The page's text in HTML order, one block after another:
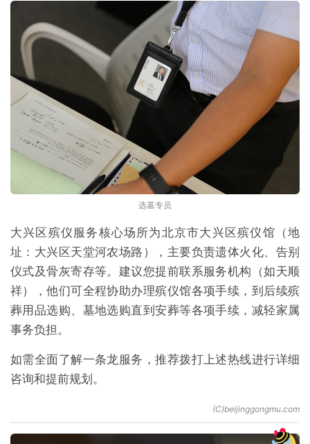
选墓专员
大兴区殡仪服务核心场所为北京市大兴区殡仪馆（地
址：大兴区天堂河农场路），主要负责遗体火化、告别
仪式及骨灰寄存等。建议您提前联系服务机构（如天顺
祥），他们可全程协助办理殡仪馆各项手续，到后续殡
葬用品选购、墓地选购直到安葬等各项手续，减轻家属
事务负担。
如需全面了解一条龙服务，推荐拨打上述热线进行详细
咨询和提前规划。